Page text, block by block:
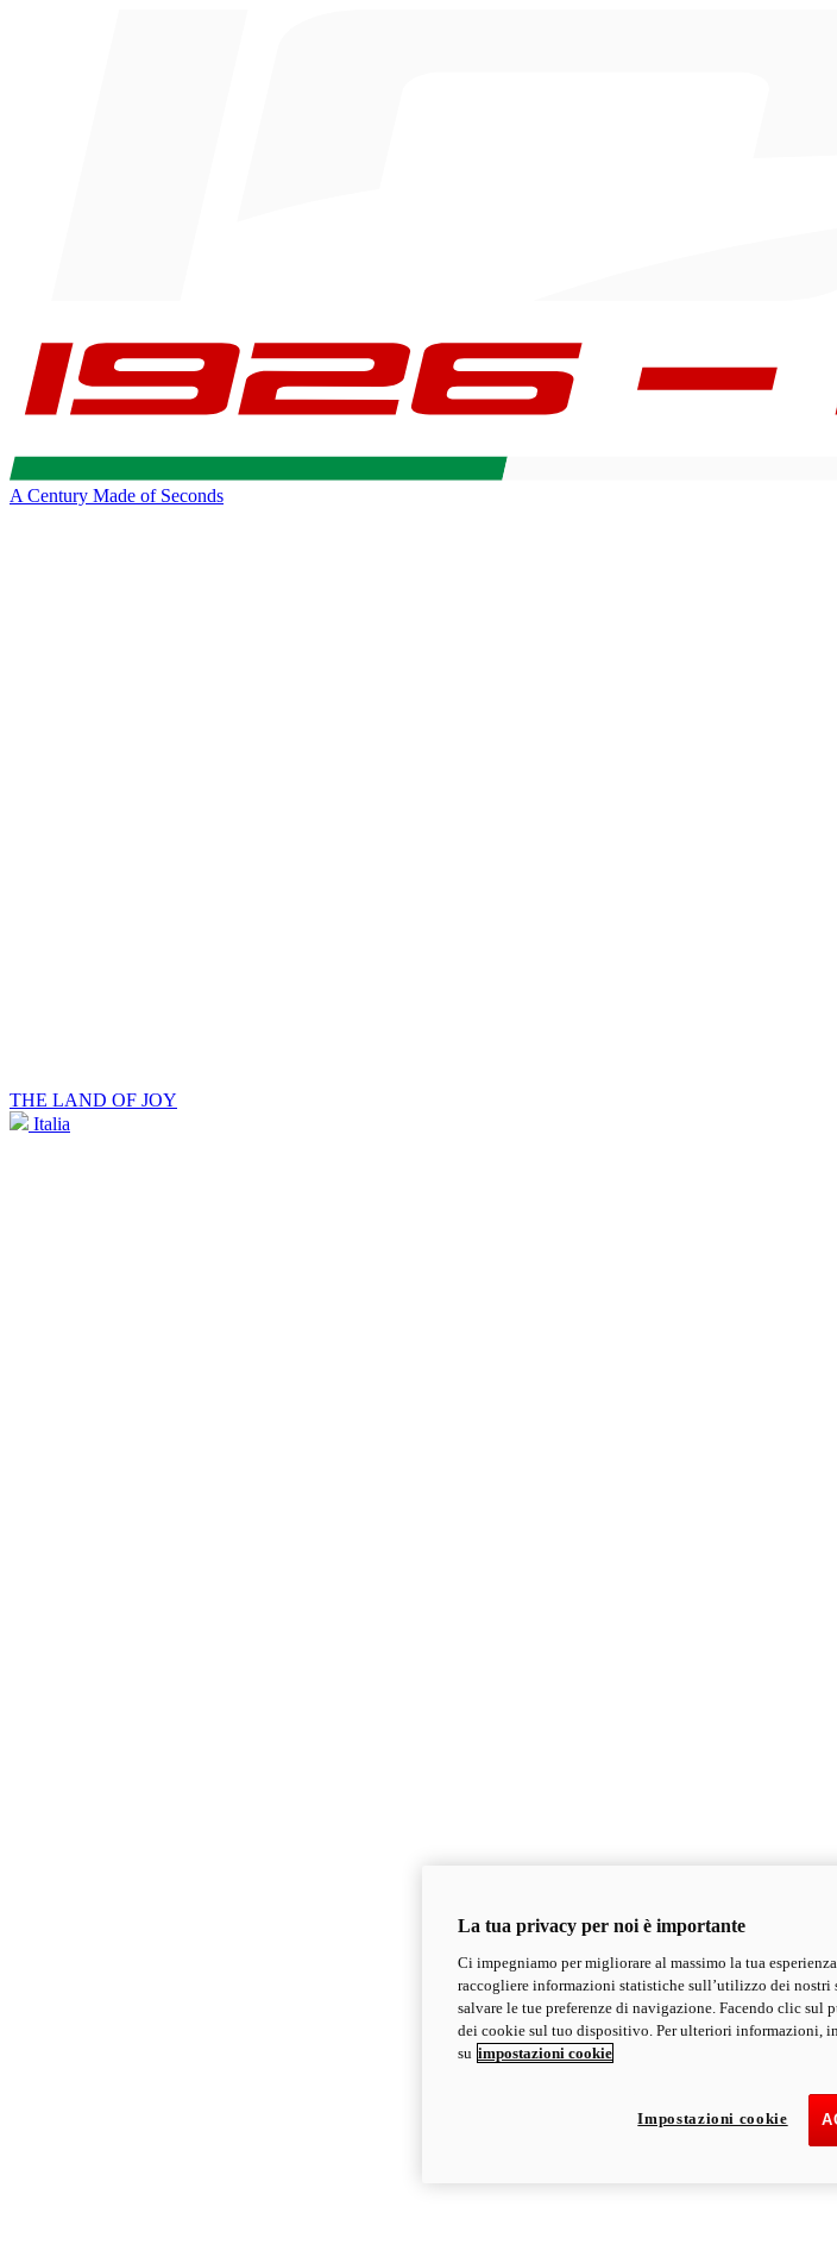
A Century Made of Seconds
THE LAND OF JOY
Italia
La tua privacy per noi è importante
Ci impegniamo per migliorare al massimo la tua
raccogliere informazioni statistiche sull’utilizzo dei
salvare le tue preferenze di navigazione. Facendo clic
dei cookie sul tuo dispositivo. Per ulteriori informazioni,
su impostazioni cookie
Impostazioni cookie